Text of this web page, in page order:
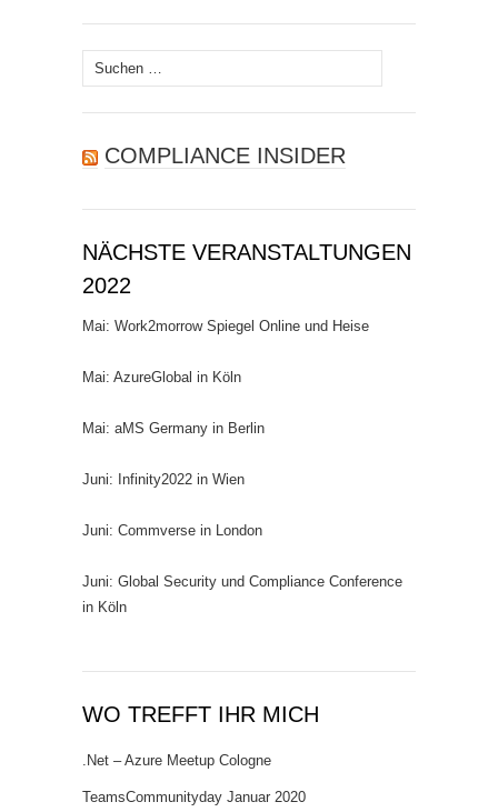
Suchen
nach:
COMPLIANCE INSIDER
NÄCHSTE VERANSTALTUNGEN
2022
Mai: Work2morrow Spiegel Online und Heise
Mai: AzureGlobal in Köln
Mai: aMS Germany in Berlin
Juni: Infinity2022 in Wien
Juni: Commverse in London
Juni: Global Security und Compliance Conference
in Köln
WO TREFFT IHR MICH
.Net – Azure Meetup Cologne
TeamsCommunityday Januar 2020